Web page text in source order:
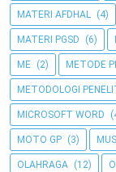
MATERI AFDHAL (4)
MATERI PGSD (6)
ME (2) METODE
METODOLOGI
MICROSOFT WORD
MOTO GP (3)
OLAHRAGA (12)